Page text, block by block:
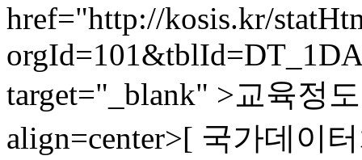
href="http://kosis.kr/
target="_blank" >교육정
align=center>[ 국가데이